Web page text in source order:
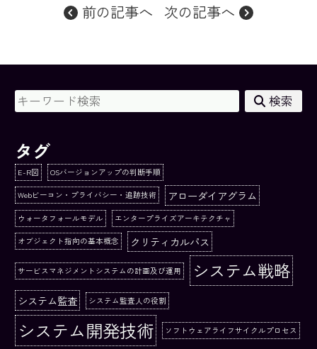
前の記事へ 次の記事へ
検索
タグ
E-R図 OSバージョンアップの判断手順
Webビーコン・プライバシー・追跡技術 アローダイアグラム
ウォータフォールモデル エンタープライズアーキテクチャ
オブジェクト指向の基本概念 クリティカルパス
サービスマネジメントシステムの計画及び運用 システム戦略
システム監査 システム監査人の役割
システム開発技術 ソフトウェアライフサイクルプロセス